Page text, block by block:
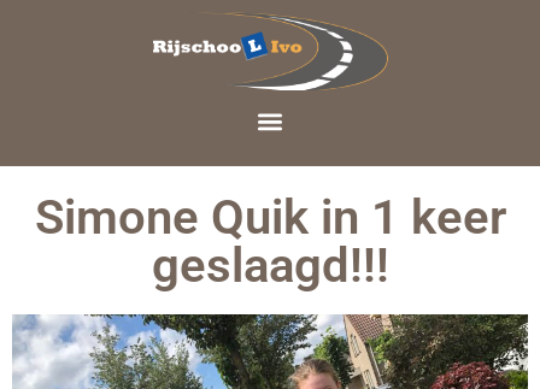
Simone Quik in 1 keer
geslaagd!!!